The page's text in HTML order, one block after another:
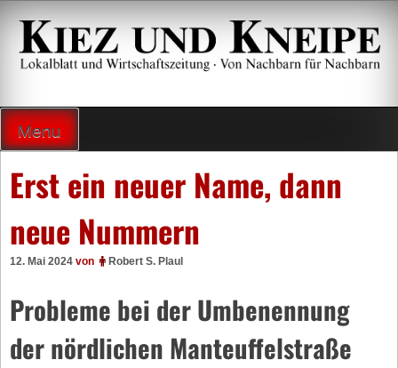
Zum
Inhalt
springen
Menu
Erst ein neuer Name, dann
neue Nummern
12. Mai 2024 von Robert S. Plaul
Probleme bei der Umbenennung
der nördlichen Manteuffelstraße